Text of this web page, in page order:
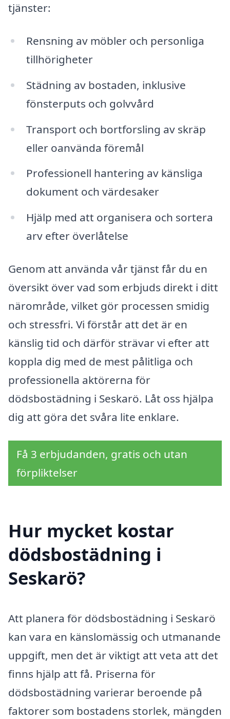
tjänster:
Rensning av möbler och personliga
tillhörigheter
Städning av bostaden, inklusive
fönsterputs och golvvård
Transport och bortforsling av skräp
eller oanvända föremål
Professionell hantering av känsliga
dokument och värdesaker
Hjälp med att organisera och sortera
arv efter överlåtelse
Genom att använda vår tjänst får du en
översikt över vad som erbjuds direkt i ditt
närområde, vilket gör processen smidig
och stressfri. Vi förstår att det är en
känslig tid och därför strävar vi efter att
koppla dig med de mest pålitliga och
professionella aktörerna för
dödsbostädning i Seskarö. Låt oss hjälpa
dig att göra det svåra lite enklare.
Få 3 erbjudanden, gratis och utan
förpliktelser
Hur mycket kostar
dödsbostädning i
Seskarö?
Att planera för dödsbostädning i Seskarö
kan vara en känslomässig och utmanande
uppgift, men det är viktigt att veta att det
finns hjälp att få. Priserna för
dödsbostädning varierar beroende på
faktorer som bostadens storlek, mängden